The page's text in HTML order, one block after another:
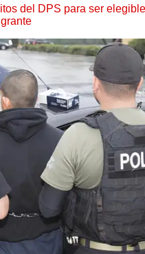
del DPS para ser